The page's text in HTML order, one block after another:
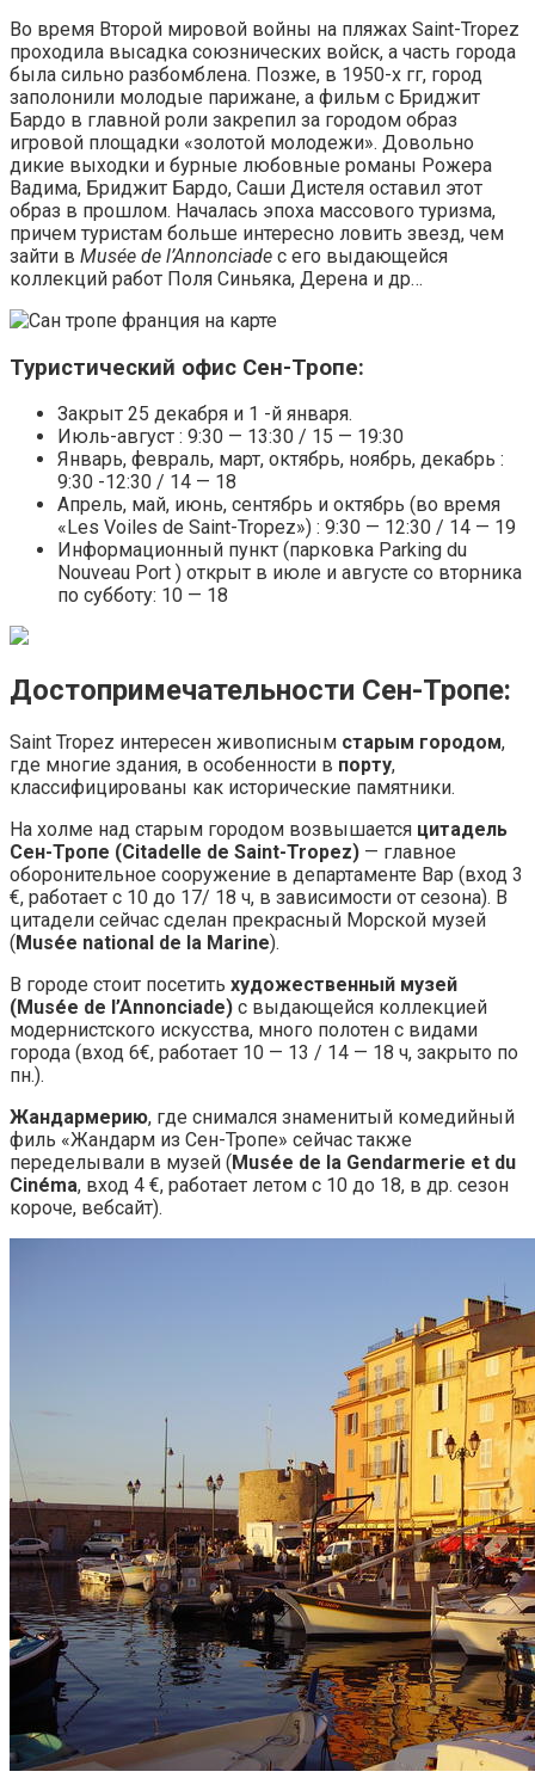
Во время Второй мировой войны на пляжах Saint-Tropez
проходила высадка союзнических войск, а часть города
была сильно разбомблена. Позже, в 1950-х гг, город
заполонили молодые парижане, а фильм с Бриджит
Бардо в главной роли закрепил за городом образ
игровой площадки «золотой молодежи». Довольно
дикие выходки и бурные любовные романы Рожера
Вадима, Бриджит Бардо, Саши Дистеля оставил этот
образ в прошлом. Началась эпоха массового туризма,
причем туристам больше интересно ловить звезд, чем
зайти в Musée de l’Annonciade с его выдающейся
коллекций работ Поля Синьяка, Дерена и др…
Туристический офис Сен-Тропе:
Закрыт 25 декабря и 1 -й января.
Июль-август : 9:30 — 13:30 / 15 — 19:30
Январь, февраль, март, октябрь, ноябрь, декабрь :
9:30 -12:30 / 14 — 18
Апрель, май, июнь, сентябрь и октябрь (во время
«Les Voiles de Saint-Tropez») : 9:30 — 12:30 / 14 — 19
Информационный пункт (парковка Parking du
Nouveau Port ) открыт в июле и августе со вторника
по субботу: 10 — 18
Достопримечательности Сен-Тропе:
Saint Tropez интересен живописным старым городом,
где многие здания, в особенности в порту,
классифицированы как исторические памятники.
На холме над старым городом возвышается цитадель
Сен-Тропе (Citadelle de Saint-Tropez) — главное
оборонительное сооружение в департаменте Вар (вход 3
€, работает с 10 до 17/ 18 ч, в зависимости от сезона). В
цитадели сейчас сделан прекрасный Морской музей
(Musée national de la Marine).
В городе стоит посетить художественный музей
(Musée de l’Annonciade) с выдающейся коллекцией
модернистского искусства, много полотен с видами
города (вход 6€, работает 10 — 13 / 14 — 18 ч, закрыто по
пн.).
Жандармерию, где снимался знаменитый комедийный
филь «Жандарм из Сен-Тропе» сейчас также
переделывали в музей (Musée de la Gendarmerie et du
Cinéma, вход 4 €, работает летом с 10 до 18, в др. сезон
короче, вебсайт).